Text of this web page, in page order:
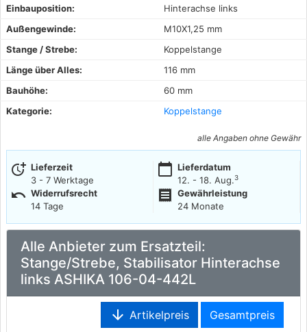
Einbauposition:
Hinterachse links
Außengewinde:
M10X1,25 mm
Stange / Strebe:
Koppelstange
Länge über Alles:
116 mm
Bauhöhe:
60 mm
Kategorie:
Koppelstange
alle Angaben ohne Gewähr
more_time Lieferzeit
3 - 7 Werktage
calendar_today Lieferdatum
12. - 18. Aug.3
undo Widerrufsrecht
14 Tage
receipt
Gewährleistung
24 Monate
Alle Anbieter zum Ersatzteil:
Stange/Strebe, Stabilisator Hinterachse
links ASHIKA 106-04-442L
arrow_downward Artikelpreis Gesamtpreis